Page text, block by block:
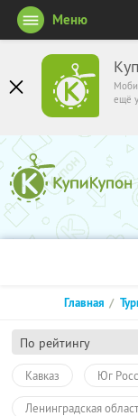
ещё
Меню
По рейтингу
Главная
Кавказ Юг
Ленинградская